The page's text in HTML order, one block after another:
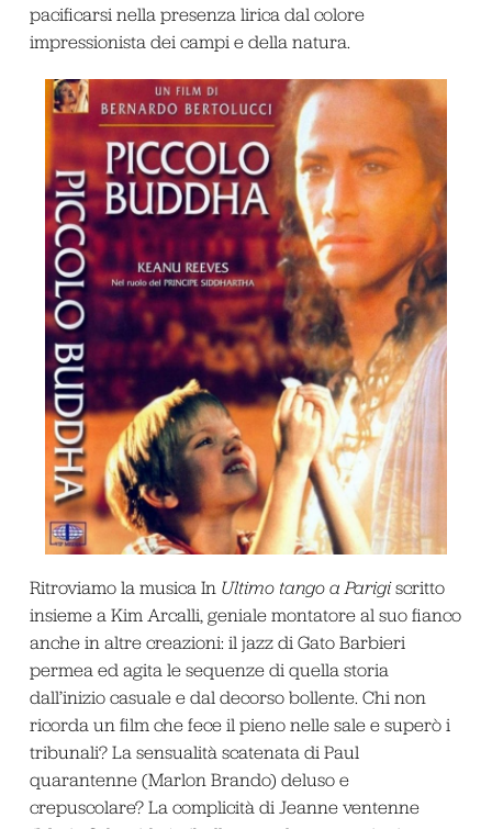
pacificarsi nella presenza lirica dal colore
impressionista dei campi e della natura.
Ritroviamo la musica In Ultimo tango a Parigiscritto
insieme a Kim Arcalli, geniale montatore al suo fianco
anche in altre creazioni: il jazz di Gato Barbieri
permea ed agita le sequenze di quella storia
dall’inizio casuale e dal decorso bollente. Chi non
ricorda un film che fece il pieno nelle sale e superò i
tribunali? La sensualità scatenata di Paul
quarantenne (Marlon Brando) deluso e
crepuscolare? La complicità di Jeanne ventenne